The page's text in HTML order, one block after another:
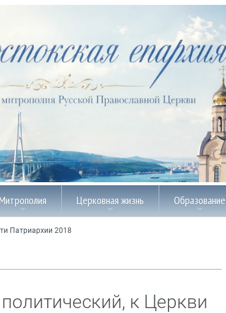
Церковная жизнь Образование
Патриархии 2018
к Церкви